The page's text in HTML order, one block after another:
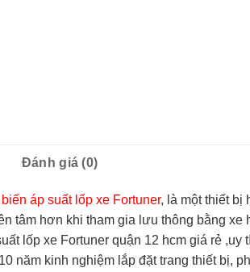
Đánh giá (0)
áp suất lốp xe Fortuner, là một thiết bị
tâm hơn khi tham gia lưu thông bằng
lốp xe Fortuner quận 12 hcm giá rẻ
năm kinh nghiệm lắp đặt trang thiết bị,